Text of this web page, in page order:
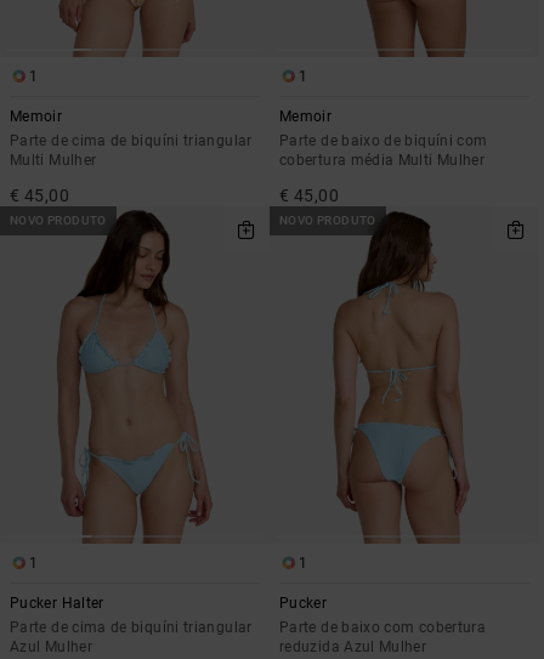
1
Memoir
Parte de cima de biquíni triangular
Multi Mulher
€ 45,00
1
Memoir
Parte de baixo de biquíni com
cobertura média Multi Mulher
€ 45,00
NOVO PRODUTO
1
Pucker Halter
Parte de cima de biquíni triangular
Azul Mulher
NOVO PRODUTO
1
Pucker
Parte de baixo com cobertura
reduzida Azul Mulher